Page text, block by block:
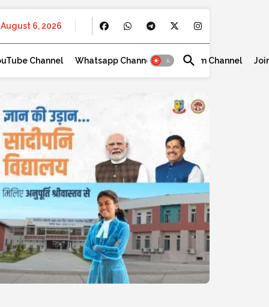
August 6, 2026
Channel Whatsapp Channel Telegram Channel